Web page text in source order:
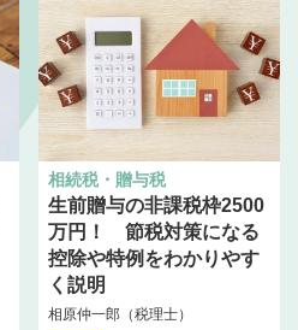
相続税・贈与税
生前贈与の非課税枠2500
万円！ 節税対策になる
控除や特例をわかりやす
く説明
相原仲一郎（税理士）